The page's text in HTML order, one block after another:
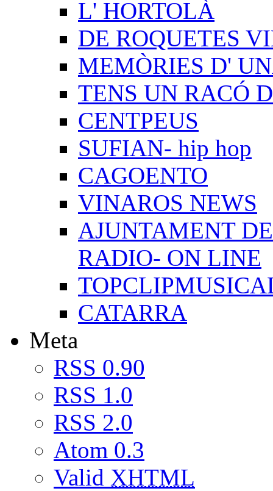
L' HORTOLÀ
DE ROQUETES
MEMÒRIES D'
TENS UN RACÓ
CENTPEUS
SUFIAN- hip hop
CAGOENTO
VINAROS NEWS
AJUNTAMENT
RADIO- ON LINE
CATARRA
Meta
RSS 0.90
RSS 1.0
RSS 2.0
Atom 0.3
Valid XHTML